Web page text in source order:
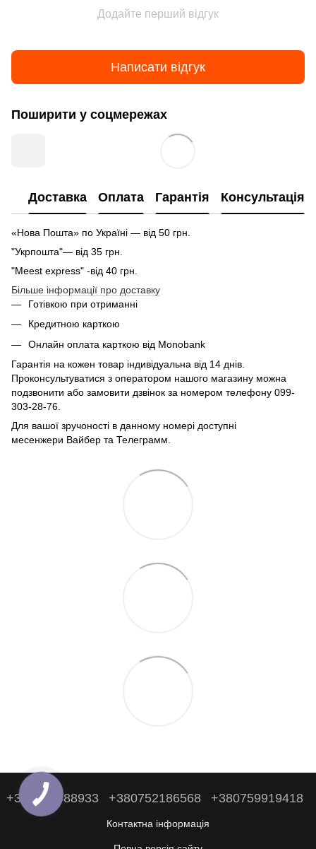
Додайте перший відгук
Написати відгук
Поширити у соцмережах
Доставка Оплата Гарантія Консультація
«Нова Пошта» по Україні — від 50 грн.
"Укрпошта"— від 35 грн.
"Meest express" -від 40 грн.
Більше інформації про доставку
Готівкою при отриманні
Кредитною карткою
Онлайн оплата карткою від Monobank
Гарантія на кожен товар індивідуальна від 14 днів.
Проконсультуватися з оператором нашого магазину можна
подзвонити або замовити дзвінок за номером телефону 099-
303-28-76.
Для вашої зручоності в данному номері доступні
месенжери Вайбер та Телеграмм.
+380938488933 +380752186568 +380759919418
Контактна інформація